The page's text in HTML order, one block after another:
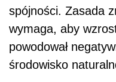
spójności. Zasada
wymaga, aby
powodował
środowisko